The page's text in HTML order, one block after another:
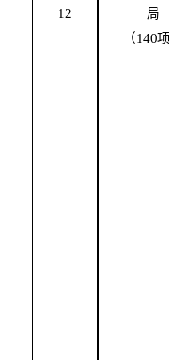
12
局
（140